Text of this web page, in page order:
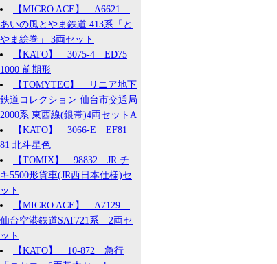
【MICRO ACE】 A6621
あいの風とやま鉄道 413系「と
やま絵巻」 3両セット
【KATO】 3075-4 ED75
1000 前期形
【TOMYTEC】 リニア地下
鉄道コレクション 仙台市交通局
2000系 東西線(銀帯)4両セットA
【KATO】 3066-E EF81
81 北斗星色
【TOMIX】 98832 JR チ
キ5500形貨車(JR西日本仕様)セ
ット
【MICRO ACE】 A7129
仙台空港鉄道SAT721系 2両セ
ット
【KATO】 10-872 急行